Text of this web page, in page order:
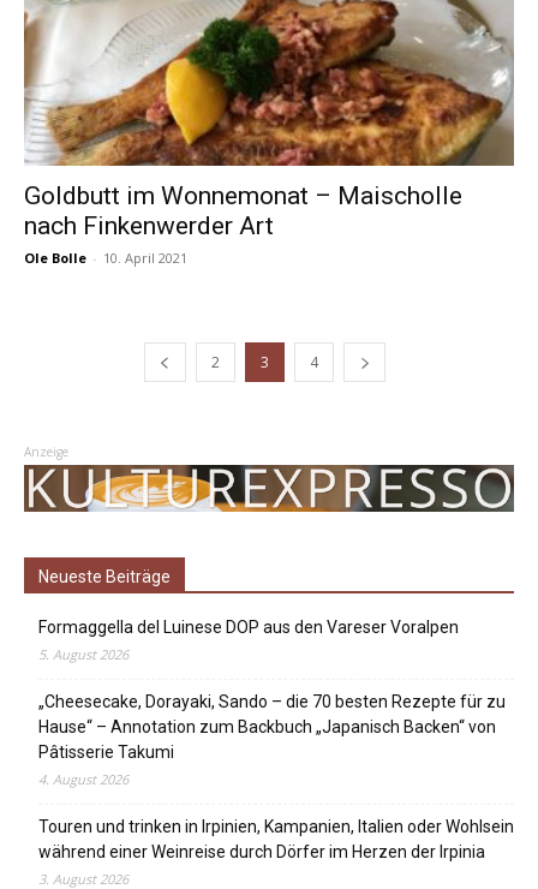
Goldbutt im Wonnemonat – Maischolle
nach Finkenwerder Art
Ole Bolle - 10. April 2021
2 3 4
Anzeige
Neueste Beiträge
Formaggella del Luinese DOP aus den Vareser Voralpen
5. August 2026
„Cheesecake, Dorayaki, Sando – die 70 besten Rezepte für zu
Hause“ – Annotation zum Backbuch „Japanisch Backen“ von
Pâtisserie Takumi
4. August 2026
Touren und trinken in Irpinien, Kampanien, Italien oder Wohlsein
während einer Weinreise durch Dörfer im Herzen der Irpinia
3. August 2026